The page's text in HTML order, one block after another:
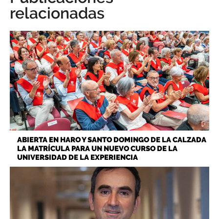
relacionadas
ABIERTA EN HARO Y SANTO DOMINGO DE LA CALZADA
LA MATRÍCULA PARA UN NUEVO CURSO DE LA
UNIVERSIDAD DE LA EXPERIENCIA